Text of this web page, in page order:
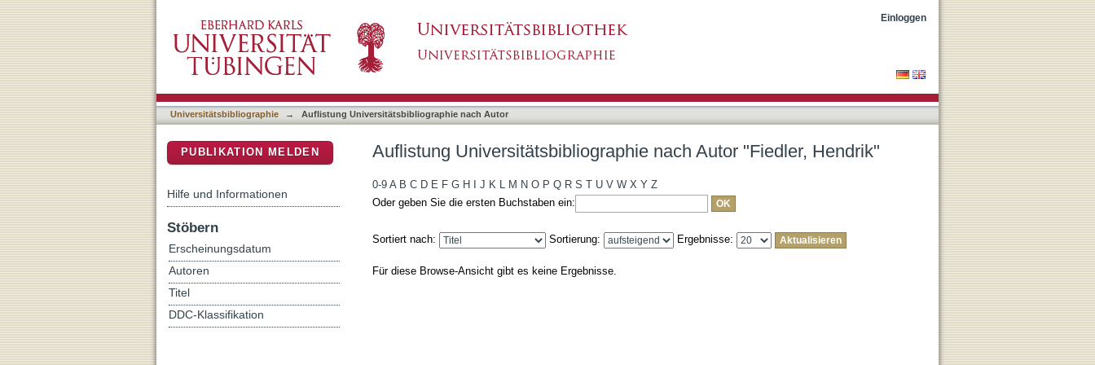
Einloggen
Universitätsbibliographie → Auflistung Universitätsbibliographie nach Autor
Auflistung Universitätsbibliographie nach Autor "Fiedler, Hendrik"
0-9 A B C D E F G H J K L M N O P Q R S T U V W X Y Z
Oder geben Sie die ersten Buchstaben ein:
Sortiert nach: Sortierung: Ergebnisse:
Für diese Browse-Ansicht gibt es keine Ergebnisse.
PUBLIKATION MELDEN
Hilfe und Informationen
Stöbern
Erscheinungsdatum
Autoren
Titel
DDC-Klassifikation